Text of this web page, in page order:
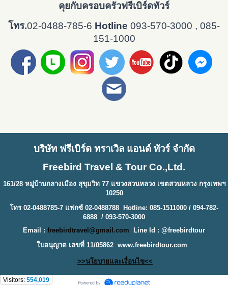
คุยกับครอบครัวฟรีเบิร์ดทัวร์
โทร.02-0488-785-6 Hotline 093-570-3000 , 085-
151-1000
บริษัท ฟรีเบิร์ด ทราเวิล แอนด์ ทัวร์ จำกัด
Freebird Travel & Tour Co.,Ltd.
161/28 หมู่บ้านกลางเมือง สุขุมวิท 77 แขวงสวนหลวง เขตสวนหลวง กรุงเทพฯ
10250
โทร 02-0488785-7 แฟกซ์ 02-0488788 Hotline: 085-1511000 / 094-782-
6888 / 093-570-3000
Email : freebirdtravel@gmail.com
Line Id : @freebirdtour
ใบอนุญาต เลขที่ 11/05862 www.freebirdtour.com
>>นโยบายและเงื่อนไข<<
Visitors: 554,019